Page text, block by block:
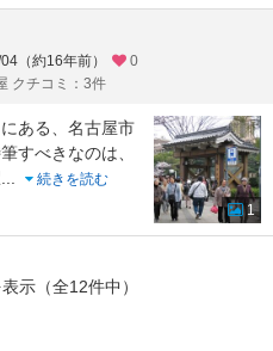
（約16年前）
0
クチコミ：3件
ある、名古屋市
すべきなのは、
続きを読む
1
示（全12件中）